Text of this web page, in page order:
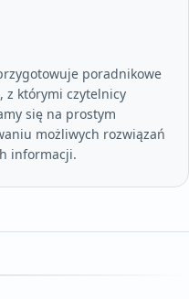
poradnikowe
z którymi czytelnicy
się na prostym
możliwych rozwiązań
informacji.